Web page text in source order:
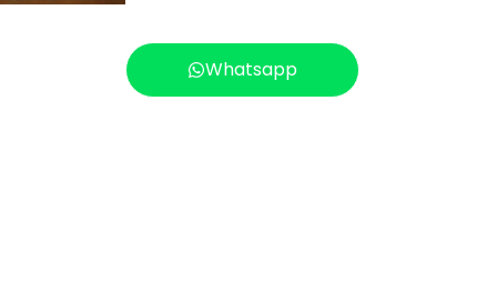
Whatsapp